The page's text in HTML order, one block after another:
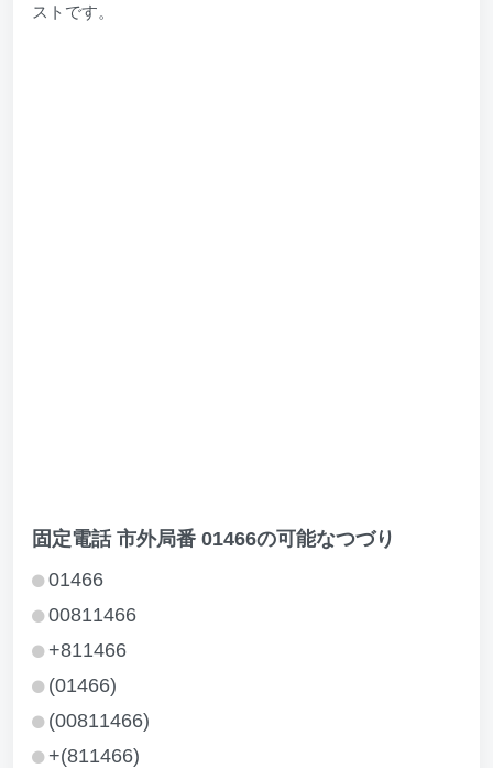
ストです。
固定電話 市外局番 01466の可能なつづり
01466
00811466
+811466
(01466)
(00811466)
+(811466)